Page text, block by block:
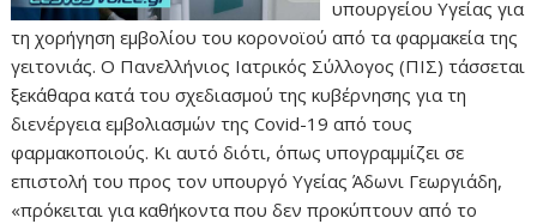
υπουργείου Υγείας για
τη χορήγηση εμβολίου του κορονοϊού από τα φαρμακεία της
γειτονιάς. Ο Πανελλήνιος Ιατρικός Σύλλογος (ΠΙΣ) τάσσεται
ξεκάθαρα κατά του σχεδιασμού της κυβέρνησης για τη
διενέργεια εμβολιασμών της Covid-19 από τους
φαρμακοποιούς. Κι αυτό διότι, όπως υπογραμμίζει σε
επιστολή του προς τον υπουργό Υγείας Άδωνι Γεωργιάδη,
«πρόκειται για καθήκοντα που δεν προκύπτουν από το